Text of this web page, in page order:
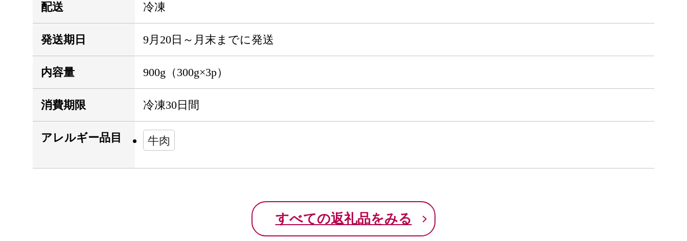
配送 冷凍
発送期日 9月20日～月末までに発送
内容量 900g（300g×3p）
消費期限 冷凍30日間
アレルギー品目 牛肉
すべての返礼品をみる